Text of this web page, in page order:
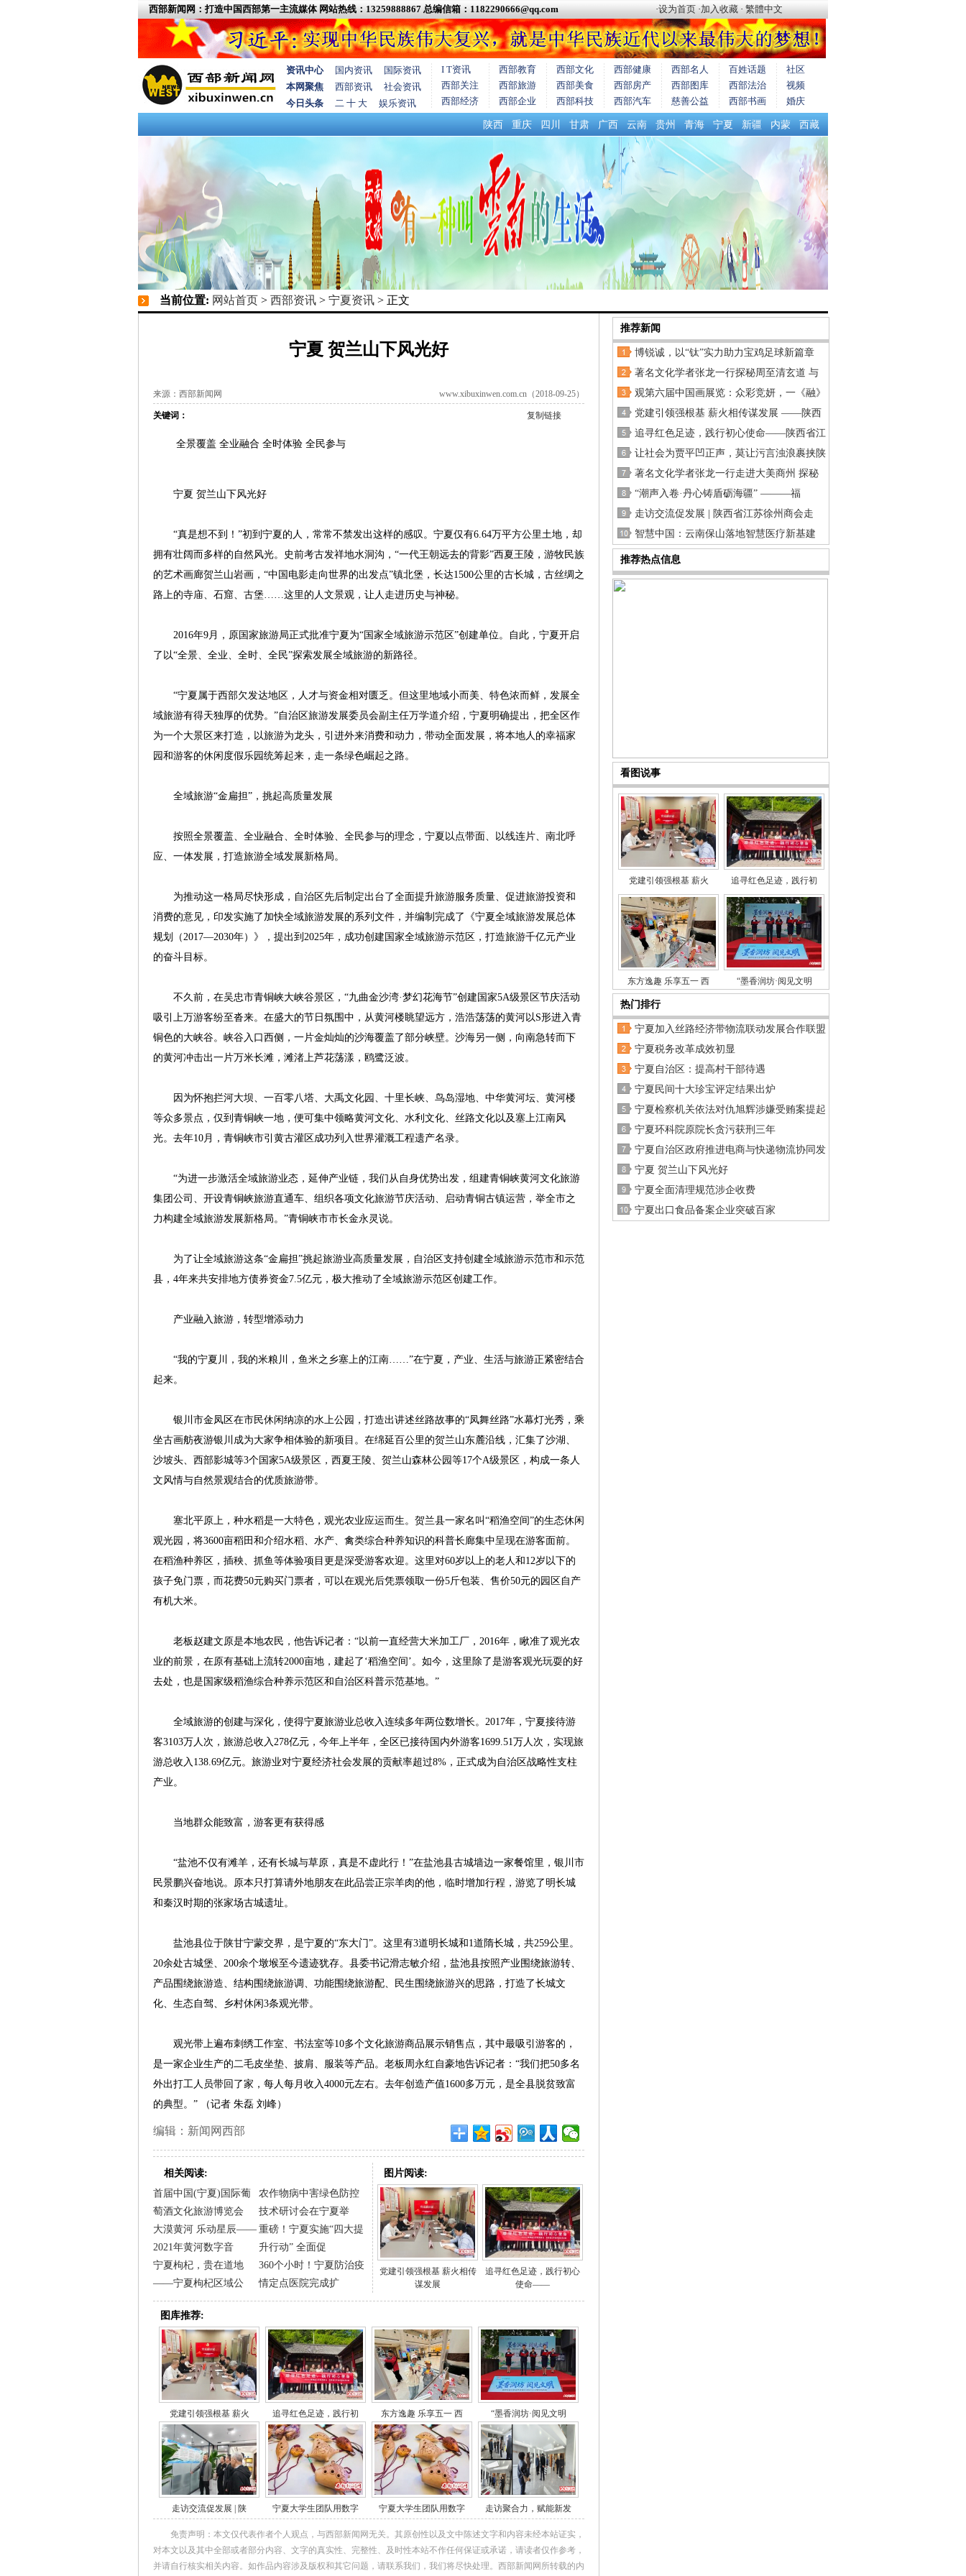
西部新闻网：打造中国西部第一主流媒体 网站热线：13259888867 总编信箱：1182290666@qq.com ·设为首页 ·加入收藏 · 繁體中文
资讯中心 国内资讯
国际资讯
本网聚焦
西部资讯
社会资讯
今日头条
二 十 大 娱乐资讯
I T资讯
西部关注
西部经济
西部教育
西部旅游
西部企业
西部文化
西部美食
西部科技
西部健康
西部房产
西部汽车
西部名人
西部图库
慈善公益
百姓话题
西部法治
西部书画
社区
视频
婚庆
陕西 重庆 四川 甘肃 广西 云南 贵州 青海 宁夏 新疆 内蒙 西藏
当前位置: 网站首页 > 西部资讯 > 宁夏资讯 > 正文
宁夏 贺兰山下风光好
www.xibuxinwen.com.cn（2018-09-25）
来源：西部新闻网
复制链接
关键词：
全景覆盖 全业融合 全时体验 全民参与
宁夏 贺兰山下风光好
“真是想不到！”初到宁夏的人，常常不禁发出这样的感叹。宁夏仅有6.64万平方公里土地，却
拥有壮阔而多样的自然风光。史前考古发祥地水洞沟，“一代王朝远去的背影”西夏王陵，游牧民族
的艺术画廊贺兰山岩画，“中国电影走向世界的出发点”镇北堡，长达1500公里的古长城，古丝绸之
路上的寺庙、石窟、古堡……这里的人文景观，让人走进历史与神秘。
2016年9月，原国家旅游局正式批准宁夏为“国家全域旅游示范区”创建单位。自此，宁夏开启
了以“全景、全业、全时、全民”探索发展全域旅游的新路径。
“宁夏属于西部欠发达地区，人才与资金相对匮乏。但这里地域小而美、特色浓而鲜，发展全
域旅游有得天独厚的优势。”自治区旅游发展委员会副主任万学道介绍，宁夏明确提出，把全区作
为一个大景区来打造，以旅游为龙头，引进外来消费和动力，带动全面发展，将本地人的幸福家
园和游客的休闲度假乐园统筹起来，走一条绿色崛起之路。
全域旅游“金扁担”，挑起高质量发展
按照全景覆盖、全业融合、全时体验、全民参与的理念，宁夏以点带面、以线连片、南北呼
应、一体发展，打造旅游全域发展新格局。
为推动这一格局尽快形成，自治区先后制定出台了全面提升旅游服务质量、促进旅游投资和
消费的意见，印发实施了加快全域旅游发展的系列文件，并编制完成了《宁夏全域旅游发展总体
规划（2017—2030年）》，提出到2025年，成功创建国家全域旅游示范区，打造旅游千亿元产业
的奋斗目标。
不久前，在吴忠市青铜峡大峡谷景区，“九曲金沙湾·梦幻花海节”创建国家5A级景区节庆活动
吸引上万游客纷至沓来。在盛大的节日氛围中，从黄河楼眺望远方，浩浩荡荡的黄河以S形进入青
铜色的大峡谷。峡谷入口西侧，一片金灿灿的沙海覆盖了部分峡壁。沙海另一侧，向南急转而下
的黄河冲击出一片万米长滩，滩渚上芦花荡漾，鸥鹭泛波。
因为怀抱拦河大坝、一百零八塔、大禹文化园、十里长峡、鸟岛湿地、中华黄河坛、黄河楼
等众多景点，仅到青铜峡一地，便可集中领略黄河文化、水利文化、丝路文化以及塞上江南风
光。去年10月，青铜峡市引黄古灌区成功列入世界灌溉工程遗产名录。
“为进一步激活全域旅游业态，延伸产业链，我们从自身优势出发，组建青铜峡黄河文化旅游
集团公司、开设青铜峡旅游直通车、组织各项文化旅游节庆活动、启动青铜古镇运营，举全市之
力构建全域旅游发展新格局。”青铜峡市市长金永灵说。
为了让全域旅游这条“金扁担”挑起旅游业高质量发展，自治区支持创建全域旅游示范市和示范
县，4年来共安排地方债券资金7.5亿元，极大推动了全域旅游示范区创建工作。
产业融入旅游，转型增添动力
“我的宁夏川，我的米粮川，鱼米之乡塞上的江南……”在宁夏，产业、生活与旅游正紧密结合
起来。
银川市金凤区在市民休闲纳凉的水上公园，打造出讲述丝路故事的“凤舞丝路”水幕灯光秀，乘
坐古画舫夜游银川成为大家争相体验的新项目。在绵延百公里的贺兰山东麓沿线，汇集了沙湖、
沙坡头、西部影城等3个国家5A级景区，西夏王陵、贺兰山森林公园等17个A级景区，构成一条人
文风情与自然景观结合的优质旅游带。
塞北平原上，种水稻是一大特色，观光农业应运而生。贺兰县一家名叫“稻渔空间”的生态休闲
观光园，将3600亩稻田和介绍水稻、水产、禽类综合种养知识的科普长廊集中呈现在游客面前。
在稻渔种养区，插秧、抓鱼等体验项目更是深受游客欢迎。这里对60岁以上的老人和12岁以下的
孩子免门票，而花费50元购买门票者，可以在观光后凭票领取一份5斤包装、售价50元的园区自产
有机大米。
老板赵建文原是本地农民，他告诉记者：“以前一直经营大米加工厂，2016年，瞅准了观光农
业的前景，在原有基础上流转2000亩地，建起了‘稻渔空间’。如今，这里除了是游客观光玩耍的好
去处，也是国家级稻渔综合种养示范区和自治区科普示范基地。”
全域旅游的创建与深化，使得宁夏旅游业总收入连续多年两位数增长。2017年，宁夏接待游
客3103万人次，旅游总收入278亿元，今年上半年，全区已接待国内外游客1699.51万人次，实现旅
游总收入138.69亿元。旅游业对宁夏经济社会发展的贡献率超过8%，正式成为自治区战略性支柱
产业。
当地群众能致富，游客更有获得感
“盐池不仅有滩羊，还有长城与草原，真是不虚此行！”在盐池县古城墙边一家餐馆里，银川市
民景鹏兴奋地说。原本只打算请外地朋友在此品尝正宗羊肉的他，临时增加行程，游览了明长城
和秦汉时期的张家场古城遗址。
盐池县位于陕甘宁蒙交界，是宁夏的“东大门”。这里有3道明长城和1道隋长城，共259公里。
20余处古城堡、200余个墩堠至今遗迹犹存。县委书记滑志敏介绍，盐池县按照产业围绕旅游转、
产品围绕旅游造、结构围绕旅游调、功能围绕旅游配、民生围绕旅游兴的思路，打造了长城文
化、生态自驾、乡村休闲3条观光带。
观光带上遍布刺绣工作室、书法室等10多个文化旅游商品展示销售点，其中最吸引游客的，
是一家企业生产的二毛皮坐垫、披肩、服装等产品。老板周永红自豪地告诉记者：“我们把50多名
外出打工人员带回了家，每人每月收入4000元左右。去年创造产值1600多万元，是全县脱贫致富
的典型。” （记者 朱磊 刘峰）
编辑：新闻网西部
相关阅读:
首届中国(宁夏)国际葡
萄酒文化旅游博览会
农作物病中害绿色防控
技术研讨会在宁夏举
大漠黄河 乐动星辰——
2021年黄河数字音
重磅！宁夏实施“四大提
升行动” 全面促
宁夏枸杞，贵在道地
——宁夏枸杞区域公
360个小时！宁夏防治疫
情定点医院完成扩
图片阅读:
党建引领强根基 薪火相传
谋发展
追寻红色足迹，践行初心
使命——
图库推荐:
党建引领强根基 薪火 追寻红色足迹，践行初 东方逸趣 乐享五一 西 “墨香润坊·阅见文明
走访交流促发展 | 陕 宁夏大学生团队用数字 宁夏大学生团队用数字 走访聚合力，赋能新发
免责声明：本文仅代表作者个人观点，与西部新闻网无关。其原创性以及文中陈述文字和内容未经本站证实，
对本文以及其中全部或者部分内容、文字的真实性、完整性、及时性本站不作任何保证或承诺，请读者仅作参考，
并请自行核实相关内容。如作品内容涉及版权和其它问题，请联系我们，我们将尽快处理。西部新闻网所转载的内
推荐新闻
博锐诚，以“钛”实力助力宝鸡足球新篇章
著名文化学者张龙一行探秘周至清玄道 与
观第六届中国画展览：众彩竞妍，一《融》
党建引领强根基 薪火相传谋发展 ——陕西
追寻红色足迹，践行初心使命——陕西省江
让社会为贾平凹正声，莫让污言浊浪裹挟陕
著名文化学者张龙一行走进大美商州 探秘
“潮声入卷·丹心铸盾砺海疆” ———福
走访交流促发展 | 陕西省江苏徐州商会走
智慧中国：云南保山落地智慧医疗新基建
推荐热点信息
看图说事
党建引领强根基 薪火 追寻红色足迹，践行初
东方逸趣 乐享五一 西 “墨香润坊·阅见文明
热门排行
宁夏加入丝路经济带物流联动发展合作联盟
宁夏税务改革成效初显
宁夏自治区：提高村干部待遇
宁夏民间十大珍宝评定结果出炉
宁夏检察机关依法对仇旭辉涉嫌受贿案提起
宁夏环科院原院长贪污获刑三年
宁夏自治区政府推进电商与快递物流协同发
宁夏 贺兰山下风光好
宁夏全面清理规范涉企收费
宁夏出口食品备案企业突破百家